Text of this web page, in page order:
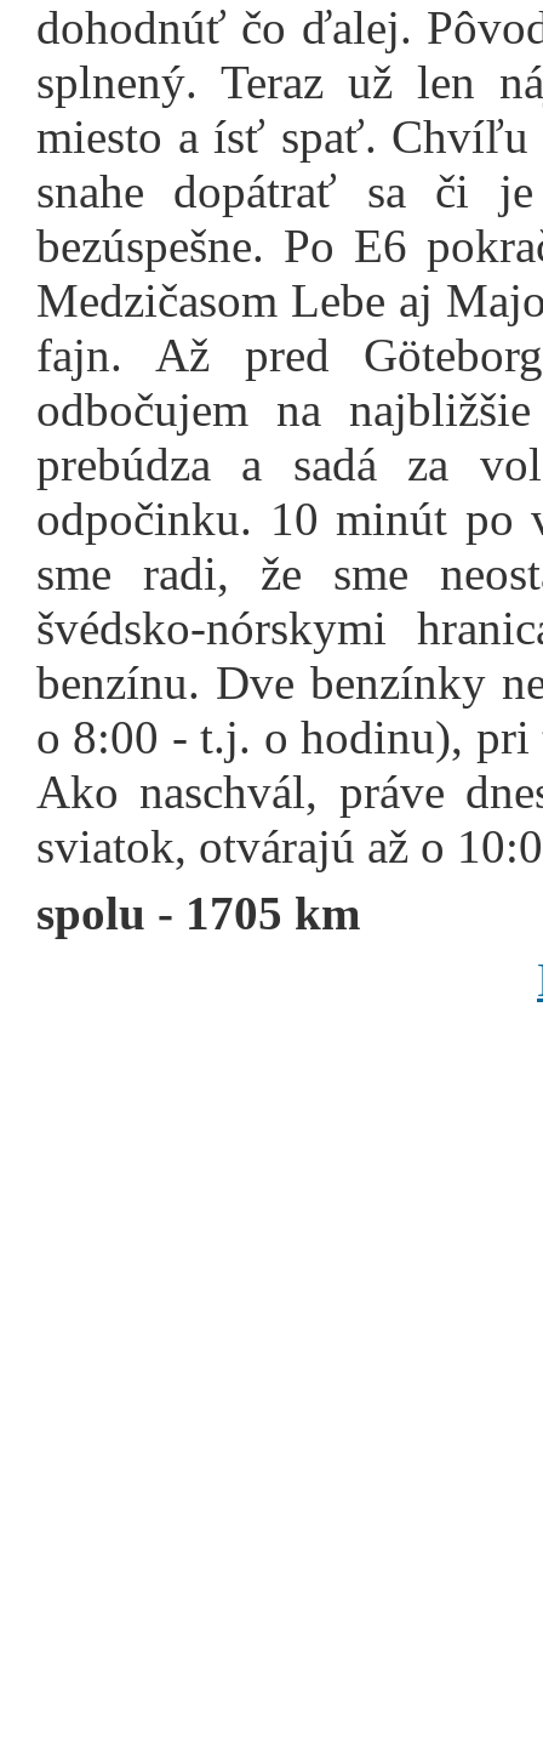
dohodnúť čo ďalej.
splnený. Teraz už len
miesto a ísť spať. Chvíľu
snahe dopátrať sa či
bezúspešne. Po E6
Medzičasom Lebe aj
fajn. Až pred
odbočujem na
prebúdza a sadá za
odpočinku. 10 minút po
sme radi, že sme
švédsko-nórskymi
benzínu. Dve benzínky
o 8:00 - t.j. o hodinu),
Ako naschvál, práve
sviatok, otvárajú až o
spolu - 1705 km